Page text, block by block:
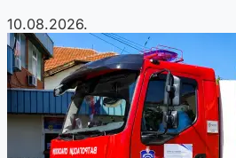
10.08.2026.